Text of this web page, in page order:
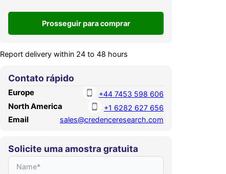
Report delivery within 24 to 48 hours
Contato rápido
Europe +44 7453 598 606
North America +1 6282 627 656
Email sales@credenceresearch.com
Solicite uma amostra gratuita